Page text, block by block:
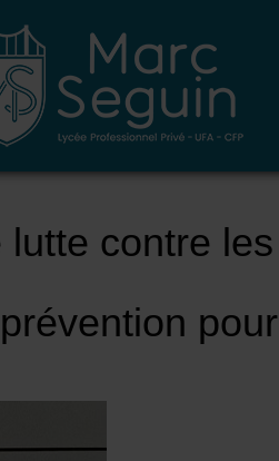
contre